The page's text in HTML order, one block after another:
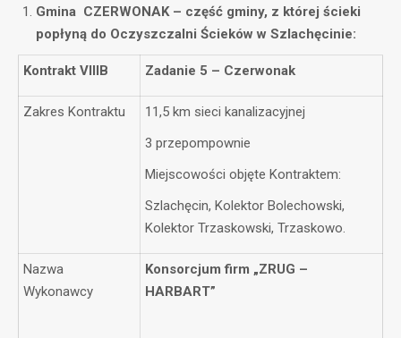
Gmina CZERWONAK – część gminy, z której ścieki
popłyną do Oczyszczalni Ścieków w Szlachęcinie:
Kontrakt VIIIB Zadanie 5 – Czerwonak
Zakres Kontraktu
11,5 km sieci kanalizacyjnej
3 przepompownie
Miejscowości objęte Kontraktem:
Szlachęcin, Kolektor Bolechowski,
Kolektor Trzaskowski, Trzaskowo.
Nazwa
Wykonawcy
Konsorcjum firm „ZRUG –
HARBART”